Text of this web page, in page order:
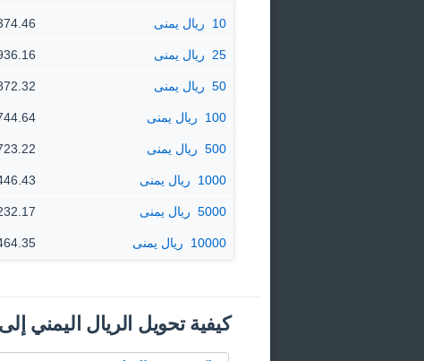
10 ‏ ريال يمنى 374.46 دينار
25 ‏ ريال يمنى 936.16 دينار
50 ‏ ريال يمنى 1,872.32
100 ‏ ريال يمنى 3,744.64
500 ‏ ريال يمنى 18,723.22
1000 ‏ ريال يمنى 37,446.43
5000 ‏ ريال يمنى 187,232.17
10000 ‏ ريال يمنى 374,464.35
كيفية تحويل الريال اليمني إلى